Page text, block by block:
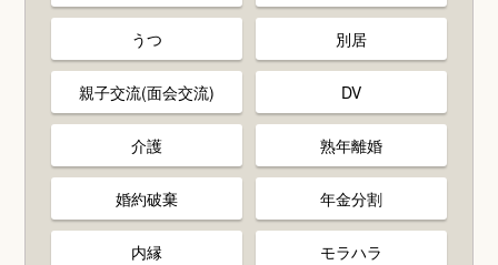
うつ 別居
親子交流(面会交流) DV
介護 熟年離婚
婚約破棄 年金分割
内縁 モラハラ